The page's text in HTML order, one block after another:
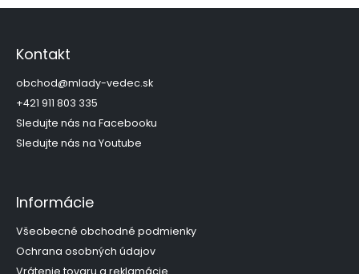
Kontakt
obchod@mlady-vedec.sk
+421 911 803 335
Sledujte nás na Facebooku
Sledujte nás na Youtube
Informácie
Všeobecné obchodné podmienky
Ochrana osobných údajov